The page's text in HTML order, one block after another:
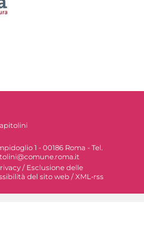
1 - 00186 Roma - Tel.
/ Esclusione delle
del sito web /XML-rss